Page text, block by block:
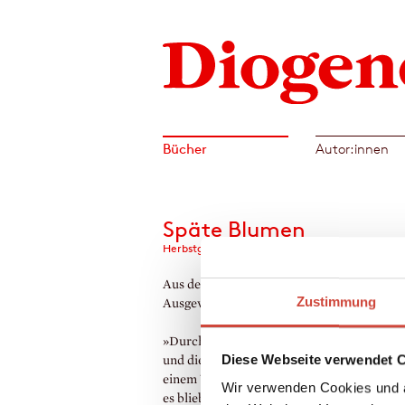
Zustimmung
Diese Webseite verwendet
Wir verwenden Cookies und
Bücher Autor:innen
Späte Blumen
Herbstgeschichten
Aus dem Russischen von Peter Urban.
Ausgewählt von Christine Stemmermann
»Durch die Fenster waren nun der graue
und die regennassen Bäume zu sehen. Bei
einem Wetter wusste man nicht, wohin mit
es blieb also nichts anderes übrig, als zu